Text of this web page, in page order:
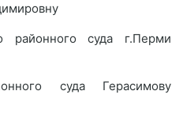
районного суда г.Перми
суда Герасимову